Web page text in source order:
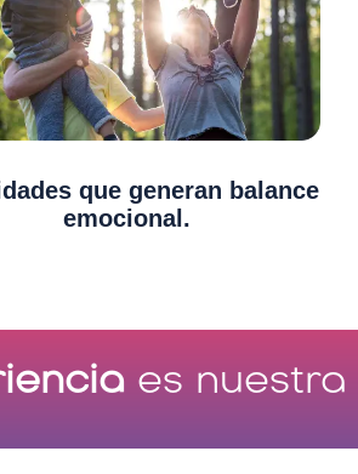
que generan balance
emocional.
es nuestra